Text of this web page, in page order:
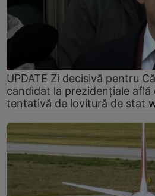
UPDATE Zi decisivă pentru
candidat la prezidențiale
tentativă de lovitură de stat